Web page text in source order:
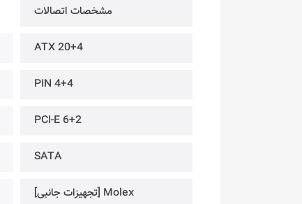
مشخصات اتصالات
ATX 20+4
4+4 PIN
PCI-E 6+2
SATA
Molex [تجهیزات جانبی]